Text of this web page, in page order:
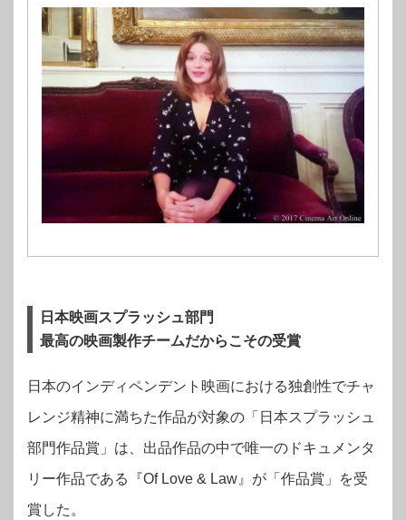
日本映画スプラッシュ部門
最高の映画製作チームだからこその受賞
日本のインディペンデント映画における独創性でチャ
レンジ精神に満ちた作品が対象の「日本スプラッシュ
部門作品賞」は、出品作品の中で唯一のドキュメンタ
リー作品である『Of Love & Law』が「作品賞」を受
賞した。